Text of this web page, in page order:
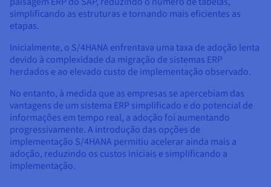
simplificando as estruturas e tornando mais eficientes as
etapas.
Inicialmente, o S/4HANA enfrentava uma taxa de adoção lenta
devido à complexidade da migração de sistemas ERP
herdados e ao elevado custo de implementação observado.
No entanto, à medida que as empresas se apercebiam das
vantagens de um sistema ERP simplificado e do potencial de
informações em tempo real, a adoção foi aumentando
progressivamente. A introdução das opções de
implementação S/4HANA permitiu acelerar ainda mais a
adoção, reduzindo os custos iniciais e simplificando a
implementação.